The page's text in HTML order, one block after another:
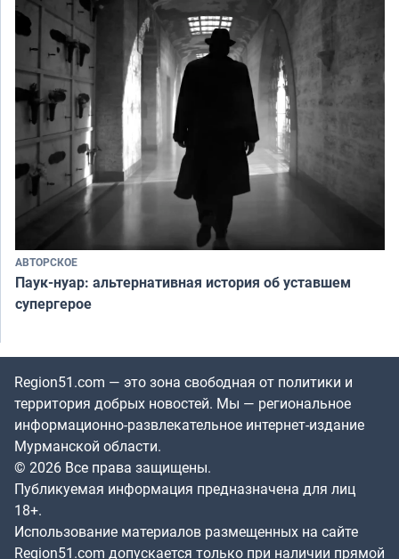
АВТОРСКОЕ
Паук-нуар: альтернативная история об уставшем
супергерое
Region51.com — это зона свободная от политики и
территория добрых новостей. Мы — региональное
информационно-развлекательное интернет-издание
Мурманской области.
© 2026 Все права защищены.
Публикуемая информация предназначена для лиц
18+.
Использование материалов размещенных на сайте
Region51.com допускается только при наличии прямой